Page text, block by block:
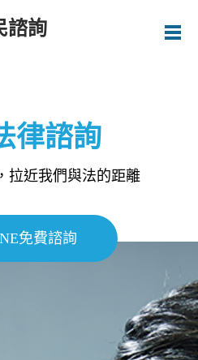
諮詢
律諮詢
拉近我們與法的距離
免費諮詢